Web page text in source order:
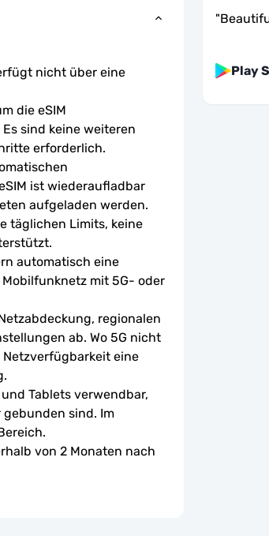
nicht über eine
die eSIM
sind keine weiteren
erforderlich.
ist wiederaufladbar
aufgeladen werden.
täglichen Limits, keine
automatisch eine
mit 5G- oder
regionalen
ab. Wo 5G nicht
eine
Tablets verwendbar,
sind. Im
von 2 Monaten nach
"
Play